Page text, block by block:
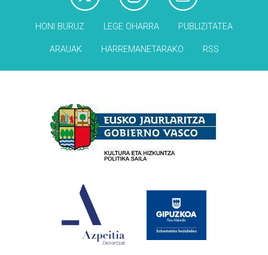
HONI BURUZ LEGE OHARRA PUBLIZITATEA
ARAUAK HARREMANETARAKO RSS